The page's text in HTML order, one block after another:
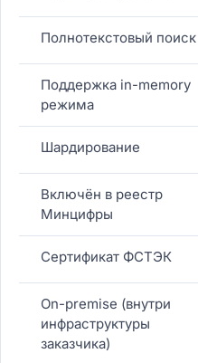
Полнотекстовый поиск
Поддержка in-memory
режима
Шардирование
Включён в реестр
Минцифры
Сертификат ФСТЭК
On-premise (внутри
инфраструктуры
заказчика)